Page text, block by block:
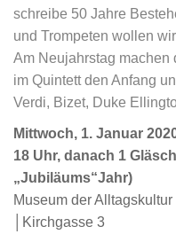
schreibe 50 Jahre
und Trompeten wollen
Am Neujahrstag machen
im Quintettden Anfang
Verdi, Bizet, Duke
Mittwoch, 1. Januar
18 Uhr, danach 1
„Jubiläums“Jahr)
Museum der
│Kirchgasse 3